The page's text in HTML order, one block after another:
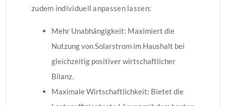
zudem individuell anpassen lassen:
Mehr Unabhängigkeit: Maximiert die
Nutzung von Solarstrom im Haushalt bei
gleichzeitig positiver wirtschaftlicher
Bilanz.
Maximale Wirtschaftlichkeit: Bietet die